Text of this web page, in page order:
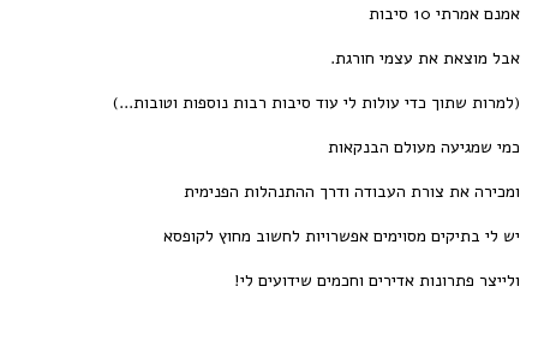
אמנם אמרתי 10 סיבות
אבל מוצאת את עצמי חורגת.
(למרות שתוך כדי עולות לי עוד סיבות רבות נוספות וטובות...)
כמי שמגיעה מעולם הבנקאות
ומכירה את צורת העבודה ודרך ההתנהלות הפנימית
יש לי בתיקים מסוימים אפשרויות לחשוב מחוץ לקופסא
ולייצר פתרונות אדירים וחכמים שידועים לי!